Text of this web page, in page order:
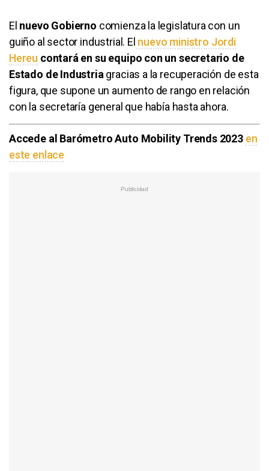
El nuevo Gobierno comienza la legislatura con un
guiño al sector industrial. El nuevo ministro Jordi
Hereu contará en su equipo con un secretario de
Estado de Industria gracias a la recuperación de esta
figura, que supone un aumento de rango en relación
con la secretaría general que había hasta ahora.
Accede al Barómetro Auto Mobility Trends 2023 en
este enlace